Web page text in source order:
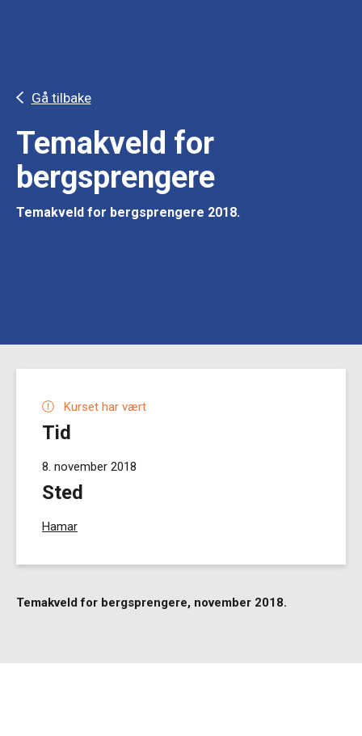
Gå tilbake
Temakveld for
bergsprengere
Temakveld for bergsprengere 2018.
Kurset har vært
Tid
8. november 2018
Sted
Hamar
Temakveld for bergsprengere, november 2018.